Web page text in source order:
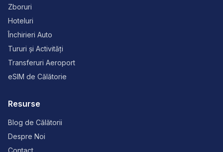
Zboruri
Hoteluri
Închirieri Auto
Tururi și Activități
Transferuri Aeroport
eSIM de Călătorie
Resurse
Blog de Călătorii
Despre Noi
Contact